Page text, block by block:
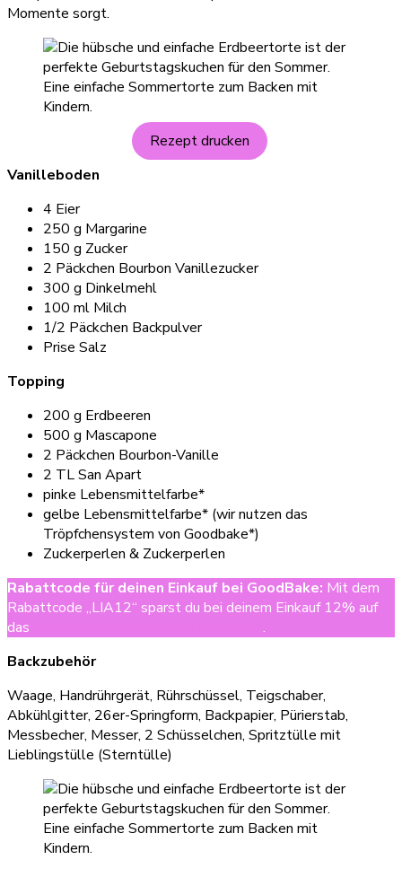
Momente sorgt.
Rezept drucken
Vanilleboden
4 Eier
250 g Margarine
150 g Zucker
2 Päckchen Bourbon Vanillezucker
300 g Dinkelmehl
100 ml Milch
1/2 Päckchen Backpulver
Prise Salz
Topping
200 g Erdbeeren
500 g Mascapone
2 Päckchen Bourbon-Vanille
2 TL San Apart
pinke Lebensmittelfarbe*
gelbe Lebensmittelfarbe* (wir nutzen das
Tröpfchensystem von Goodbake*)
Zuckerperlen & Zuckerperlen
Rabattcode für deinen Einkauf bei GoodBake: Mit dem
Rabattcode „LIA12“ sparst du bei deinem Einkauf 12% auf
das
.
Backzubehör
Waage, Handrührgerät, Rührschüssel, Teigschaber,
Abkühlgitter, 26er-Springform, Backpapier, Pürierstab,
Messbecher, Messer, 2 Schüsselchen, Spritztülle mit
Lieblingstülle (Sterntülle)